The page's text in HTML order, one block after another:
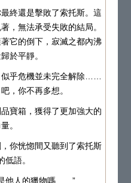
終還是擊敗了索托斯。這
，無法承受失敗的結局。
它的倒下，寂滅之都內沸
於平靜。
乎危機並未完全解除……
，你不再多想。
寶箱，獲得了更加強大的
。
你恍惚間又聽到了索托斯
低語。
他人的獵物嗎……”